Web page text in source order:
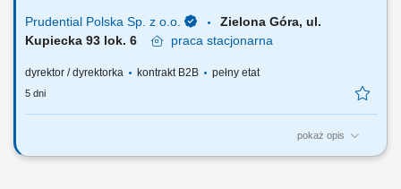
Prudential Polska Sp. z o.o.
Zielona Góra, ul.
Kupiecka 93 lok. 6
praca stacjonarna
dyrektor / dyrektorka kontrakt B2B pełny etat
5 dni
pokaż opis
Za co będziesz odpowiadać: własny biznes przychodowy i zarządzanie